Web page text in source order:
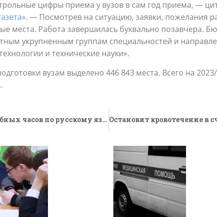
цифры приема у вузов в сам год приема, —
. — Посмотрев на ситуацию, заявки, пожелания
места. Работа завершилась буквально позавчера.
укрупненным группам специальностей и
и технические науки».
вузам выделено 446 843 места. Всего на
В школе станет почти вдвое больше учебных часов по русскому языку и литературе